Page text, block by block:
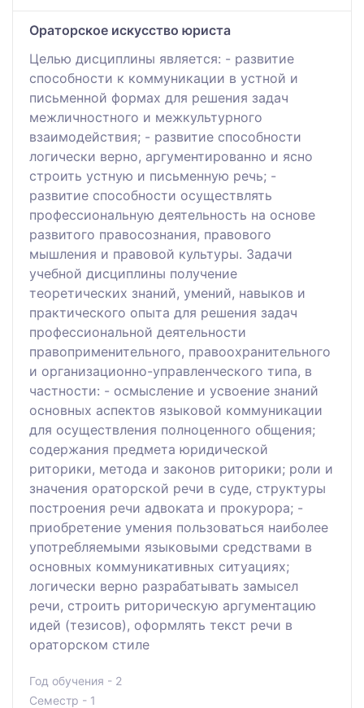
Ораторское искусство юриста
Целью дисциплины является: - развитие
способности к коммуникации в устной и
письменной формах для решения задач
межличностного и межкультурного
взаимодействия; - развитие способности
логически верно, аргументированно и ясно
строить устную и письменную речь; -
развитие способности осуществлять
профессиональную деятельность на основе
развитого правосознания, правового
мышления и правовой культуры. Задачи
учебной дисциплины получение
теоретических знаний, умений, навыков и
практического опыта для решения задач
профессиональной деятельности
правоприменительного, правоохранительного
и организационно-управленческого типа, в
частности: - осмысление и усвоение знаний
основных аспектов языковой коммуникации
для осуществления полноценного общения;
содержания предмета юридической
риторики, метода и законов риторики; роли и
значения ораторской речи в суде, структуры
построения речи адвоката и прокурора; -
приобретение умения пользоваться наиболее
употребляемыми языковыми средствами в
основных коммуникативных ситуациях;
логически верно разрабатывать замысел
речи, строить риторическую аргументацию
идей (тезисов), оформлять текст речи в
ораторском стиле
Год обучения - 2
Семестр - 1